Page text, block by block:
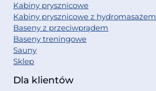
Kabiny prysznicowe
Kabiny prysznicowe z hydromasażem
Baseny z przeciwprądem
Baseny treningowe
Sauny
Sklep
Dla klientów